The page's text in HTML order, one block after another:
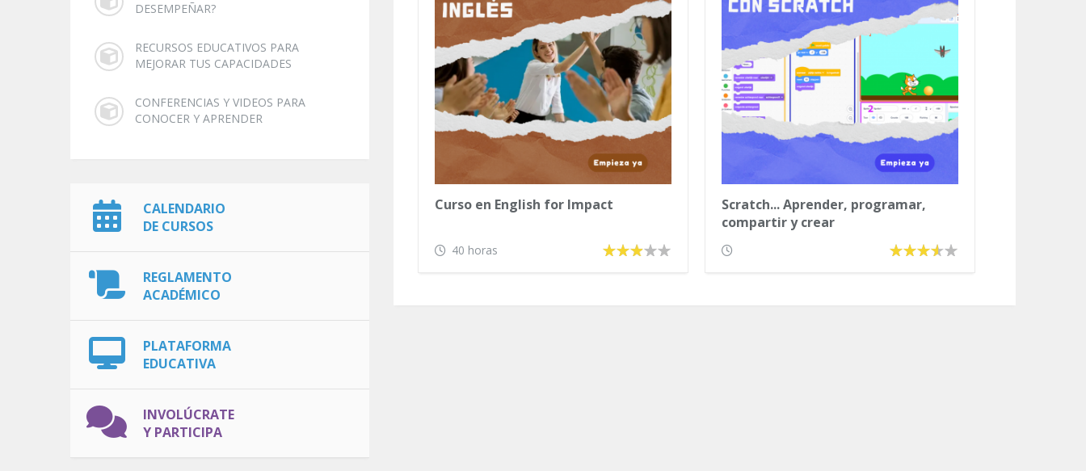
DESEMPEÑAR?
RECURSOS EDUCATIVOS PARA
MEJORAR TUS CAPACIDADES
CONFERENCIAS Y VIDEOS PARA
CONOCER Y APRENDER
CALENDARIO
DE CURSOS
REGLAMENTO
ACADÉMICO
PLATAFORMA
EDUCATIVA
INVOLÚCRATE
Y PARTICIPA
Curso en English for Impact
40 horas
Scratch... Aprender, programar,
compartir y crear